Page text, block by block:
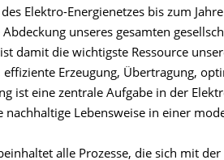
Elektro-Energienetzes bis zum
unseres gesamten
damit die wichtigste Ressource
Erzeugung, Übertragung,
ist eine zentrale Aufgabe in der
nachhaltige Lebensweise in einer
alle Prozesse, die sich mit